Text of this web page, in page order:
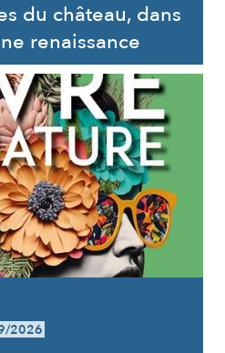
du château, dans
renaissance
2026